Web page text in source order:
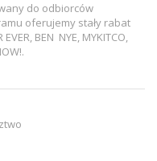
do odbiorców
oferujemy stały rabat
BEN NYE, MYKITCO,